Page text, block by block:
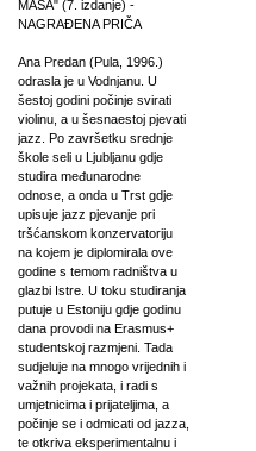
MASA" (7. izdanje) -
NAGRAĐENA PRIČA
Ana Predan (Pula, 1996.)
odrasla je u Vodnjanu. U
šestoj godini počinje svirati
violinu, a u šesnaestoj pjevati
jazz. Po završetku srednje
škole seli u Ljubljanu gdje
studira međunarodne
odnose, a onda u Trst gdje
upisuje jazz pjevanje pri
tršćanskom konzervatoriju
na kojem je diplomirala ove
godine s temom radništva u
glazbi Istre. U toku studiranja
putuje u Estoniju gdje godinu
dana provodi na Erasmus+
studentskoj razmjeni. Tada
sudjeluje na mnogo vrijednih i
važnih projekata, i radi s
umjetnicima i prijateljima, a
počinje se i odmicati od jazza,
te otkriva eksperimentalnu i